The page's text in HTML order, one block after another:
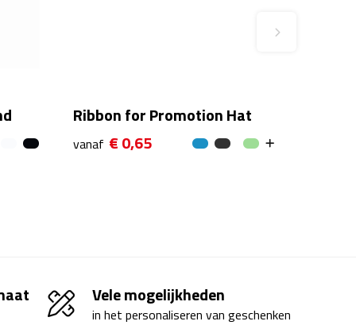
Ribbon for Promotion Hat
vanaf € 0,65
Vele mogelijkheden
in het personaliseren van geschenken